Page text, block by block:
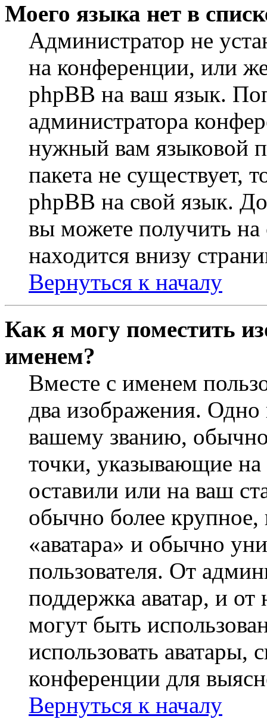
Моего языка нет в
Администратор не
на конференции, или
phpBB на ваш язык.
администратора
нужный вам языковой
пакета не существует,
phpBB на свой язык.
вы можете получить на
находится внизу
Вернуться к началу
Как я могу поместить
именем?
Вместе с именем
два изображения.
вашему званию, обычно
точки, указывающие
оставили или на ваш
обычно более крупное,
«аватара» и обычно
пользователя. От
поддержка аватар, и от
могут быть
использовать аватары,
конференции для
Вернуться к началу